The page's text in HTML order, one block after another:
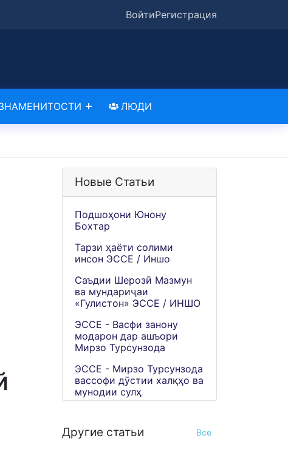
ВойтиРегистрация
ЛЮДИ
Новые Статьи
Подшоҳони Юнону
Бохтар
Тарзи ҳаёти солими
инсон ЭССЕ / Иншо
Саъдии Шерозӣ Мазмун
ва мундариҷаи
«Гулистон» ЭССЕ / ИНШО
ЭССЕ - Васфи занону
модарон дар ашъори
Мирзо Турсунзода
ЭССЕ - Мирзо Турсунзода
вассофи дӯстии халқҳо ва
мунодии сулҳ
Другие статьи Все